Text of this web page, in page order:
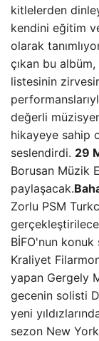
kitlelerden
kendini eğitim
olarak
çıkan bu
listesinin
değerli
hikayeye sahip
seslendirdi. 29
Borusan Müzik
paylaşacak.
Zorlu PSM
BİFO'nun konuk
Kraliyet
yapan Gergely
gecenin solisti
yeni
sezon New